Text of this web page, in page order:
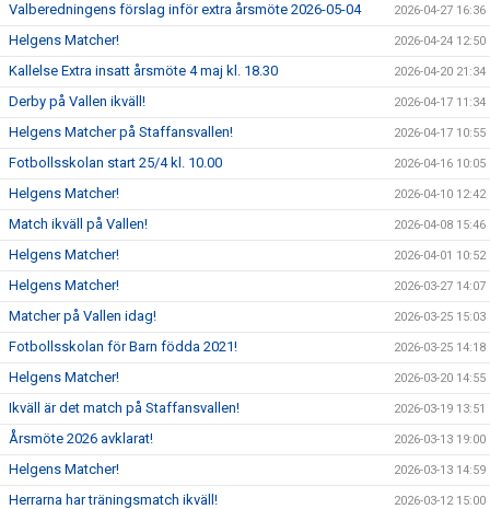
Valberedningens förslag inför extra årsmöte 2026-05-04 2026-04-27 16:36
Helgens Matcher! 2026-04-24 12:50
Kallelse Extra insatt årsmöte 4 maj kl. 18.30 2026-04-20 21:34
Derby på Vallen ikväll! 2026-04-17 11:34
Helgens Matcher på Staffansvallen! 2026-04-17 10:55
Fotbollsskolan start 25/4 kl. 10.00 2026-04-16 10:05
Helgens Matcher! 2026-04-10 12:42
Match ikväll på Vallen! 2026-04-08 15:46
Helgens Matcher! 2026-04-01 10:52
Helgens Matcher! 2026-03-27 14:07
Matcher på Vallen idag! 2026-03-25 15:03
Fotbollsskolan för Barn födda 2021! 2026-03-25 14:18
Helgens Matcher! 2026-03-20 14:55
Ikväll är det match på Staffansvallen! 2026-03-19 13:51
Årsmöte 2026 avklarat! 2026-03-13 19:00
Helgens Matcher! 2026-03-13 14:59
Herrarna har träningsmatch ikväll! 2026-03-12 15:00